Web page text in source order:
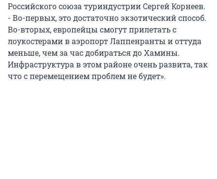
Российского союза туриндустрии Сергей Корнеев.
- Во-первых, это достаточно экзотический способ.
Во-вторых, европейцы смогут прилетать с
лоукостерами в аэропорт Лаппенранты и оттуда
меньше, чем за час добираться до Хамины.
Инфраструктура в этом районе очень развита, так
что с перемещением проблем не будет».